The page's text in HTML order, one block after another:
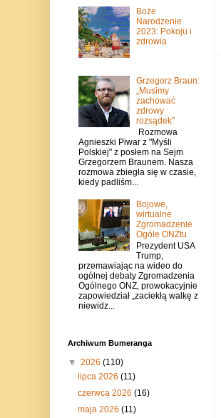
Boże
Narodzenie
2023: Pokoju i
zdrowia
Grzegorz Braun:
„Musimy
zachować
zdrowy
rozsądek”
Rozmowa
Agnieszki Piwar z "Myśli
Polskiej" z posłem na Sejm
Grzegorzem Braunem. Nasza
rozmowa zbiegła się w czasie,
kiedy padliśm...
Bojowe,
wirtualne
Zgromadzenie
Ogóle ONZtu
Prezydent USA
Trump,
przemawiając na wideo do
ogólnej debaty Zgromadzenia
Ogólnego ONZ, prowokacyjnie
zapowiedział „zaciekłą walkę z
niewidz...
Archiwum Bumeranga
▼ 2026 (110)
lipca 2026 (11)
czerwca 2026 (16)
maja 2026 (11)